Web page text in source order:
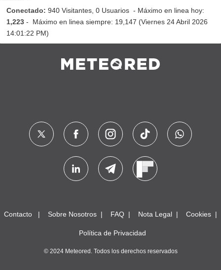
Conectado: 940 Visitantes, 0 Usuarios - Máximo en linea hoy:
1,223 - Máximo en linea siempre: 19,147 (Viernes 24 Abril 2026
14:01:22 PM)
Contacto Sobre Nosotros FAQ Nota Legal Cookies
Política de Privacidad
© 2024 Meteored. Todos los derechos reservados